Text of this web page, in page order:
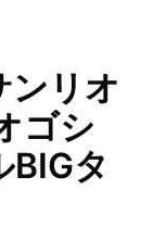
ンリオ
ゴシ
BIGタ